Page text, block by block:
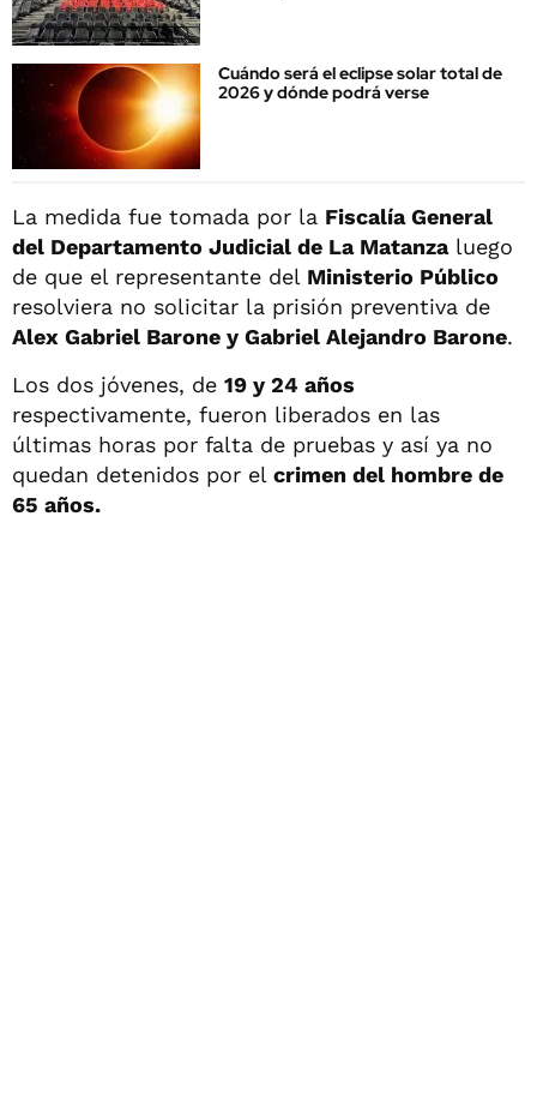
Cuándo será el eclipse solar total de
2026 y dónde podrá verse
La medida fue tomada por la Fiscalía General
del Departamento Judicial de La Matanzaluego
de que el representante del Ministerio Público
resolviera no solicitar la prisión preventiva de
Alex Gabriel Barone y Gabriel Alejandro Barone.
Los dos jóvenes, de 19 y 24 años
respectivamente, fueron liberados en las
últimas horas por falta de pruebas y así ya no
quedan detenidos por el crimen del hombre de
65 años.